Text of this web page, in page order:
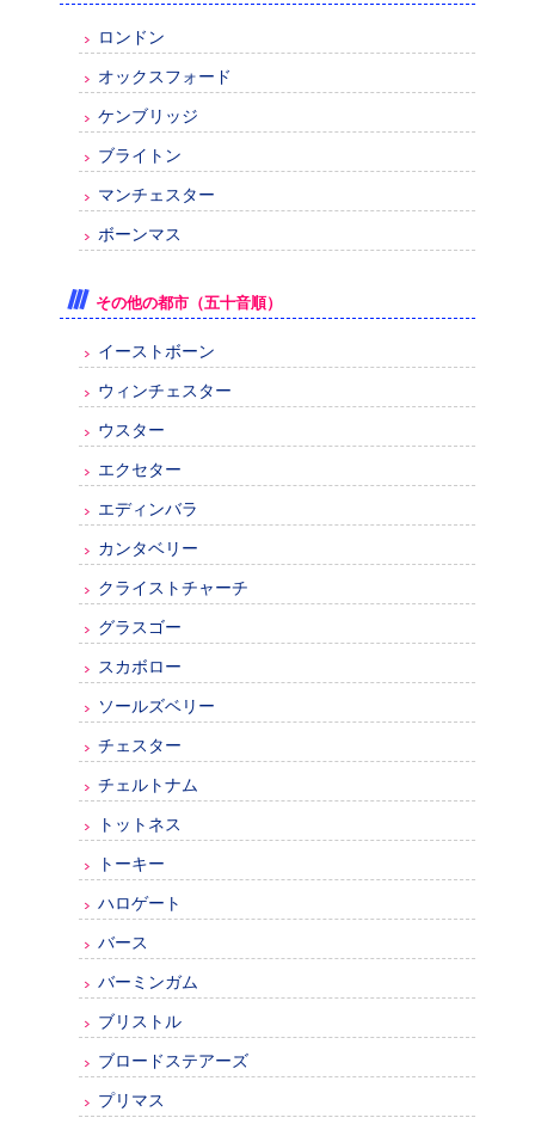
ロンドン
オックスフォード
ケンブリッジ
ブライトン
マンチェスター
ボーンマス
その他の都市（五十音順）
イーストボーン
ウィンチェスター
ウスター
エクセター
エディンバラ
カンタベリー
クライストチャーチ
グラスゴー
スカボロー
ソールズベリー
チェスター
チェルトナム
トットネス
トーキー
ハロゲート
バース
バーミンガム
ブリストル
ブロードステアーズ
プリマス